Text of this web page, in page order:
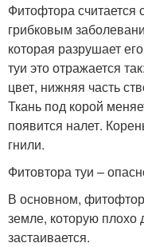
Фитофтора
грибковым
которая разрушает
туи это отражается
цвет, нижняя часть
Ткань под корой
появится налет.
гнили.
Фитовтора туи –
В основном,
земле, которую плохо
застаивается.